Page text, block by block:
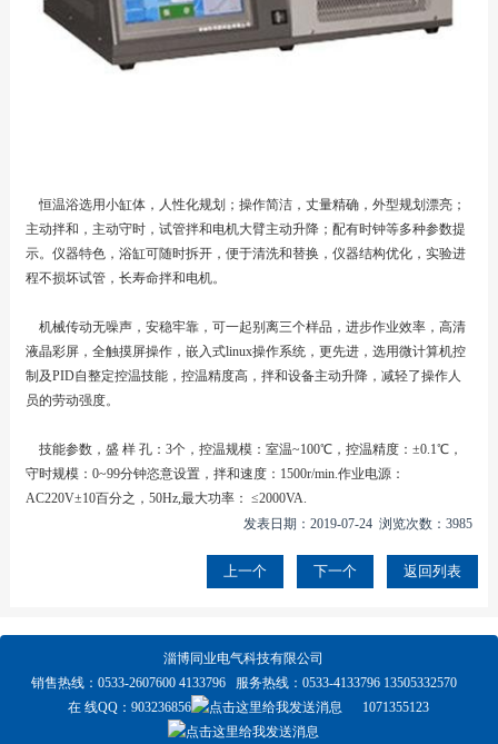
恒温浴选用小缸体，人性化规划；操作简洁，丈量精确，外型规划漂亮；
主动拌和，主动守时，试管拌和电机大臂主动升降；配有时钟等多种参数提
示。仪器特色，浴缸可随时拆开，便于清洗和替换，仪器结构优化，实验进
程不损坏试管，长寿命拌和电机。
机械传动无噪声，安稳牢靠，可一起别离三个样品，进步作业效率，高清
液晶彩屏，全触摸屏操作，嵌入式linux操作系统，更先进，选用微计算机控
制及PID自整定控温技能，控温精度高，拌和设备主动升降，减轻了操作人
员的劳动强度。
技能参数，盛 样 孔：3个，控温规模：室温~100℃，控温精度：±0.1℃，
守时规模：0~99分钟恣意设置，拌和速度：1500r/min.作业电源：
AC220V±10百分之，50Hz,最大功率： ≤2000VA.
发表日期：2019-07-24 浏览次数：3985
上一个 下一个 返回列表
淄博同业电气科技有限公司
销售热线：0533-2607600 4133796 服务热线：0533-4133796 13505332570
在 线QQ：903236856 1071355123